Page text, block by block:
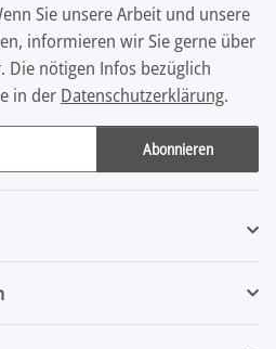
Sie unsere Arbeit und unsere
informieren wir Sie gerne über
Die nötigen Infos bezüglich
in der Datenschutzerklärung.
Abonnieren